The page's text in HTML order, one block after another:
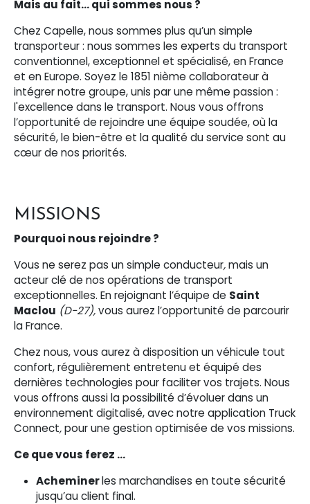
Mais au fait… qui sommes nous ?
Chez Capelle, nous sommes plus qu’un simple
transporteur : nous sommes les experts du transport
conventionnel, exceptionnel et spécialisé, en France
et en Europe. Soyez le 1851 nième collaborateur à
intégrer notre groupe, unis par une même passion :
l'excellence dans le transport. Nous vous offrons
l’opportunité de rejoindre une équipe soudée, où la
sécurité, le bien-être et la qualité du service sont au
cœur de nos priorités.
MISSIONS
Pourquoi nous rejoindre ?
Vous ne serez pas un simple conducteur,mais un
acteur clé de nos opérations de transport
exceptionnelles. En rejoignant l’équipe de Saint
Maclou (D-27),vous aurez l’opportunité de parcourir
la France.
Chez nous, vous aurez à disposition un véhicule tout
confort, régulièrement entretenu et équipé des
dernières technologies pour faciliter vos trajets. Nous
vous offrons aussi la possibilité d’évoluer dans un
environnement digitalisé, avec notre application Truck
Connect,pour une gestion optimisée de vos missions.
Ce que vous ferez …
Acheminerles marchandises en toute sécurité
jusqu’au client final.